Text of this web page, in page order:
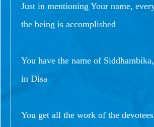
Just in mentioning Your name,
the being is accomplished
You have the name of
in Disa
You get all the work of the devotees